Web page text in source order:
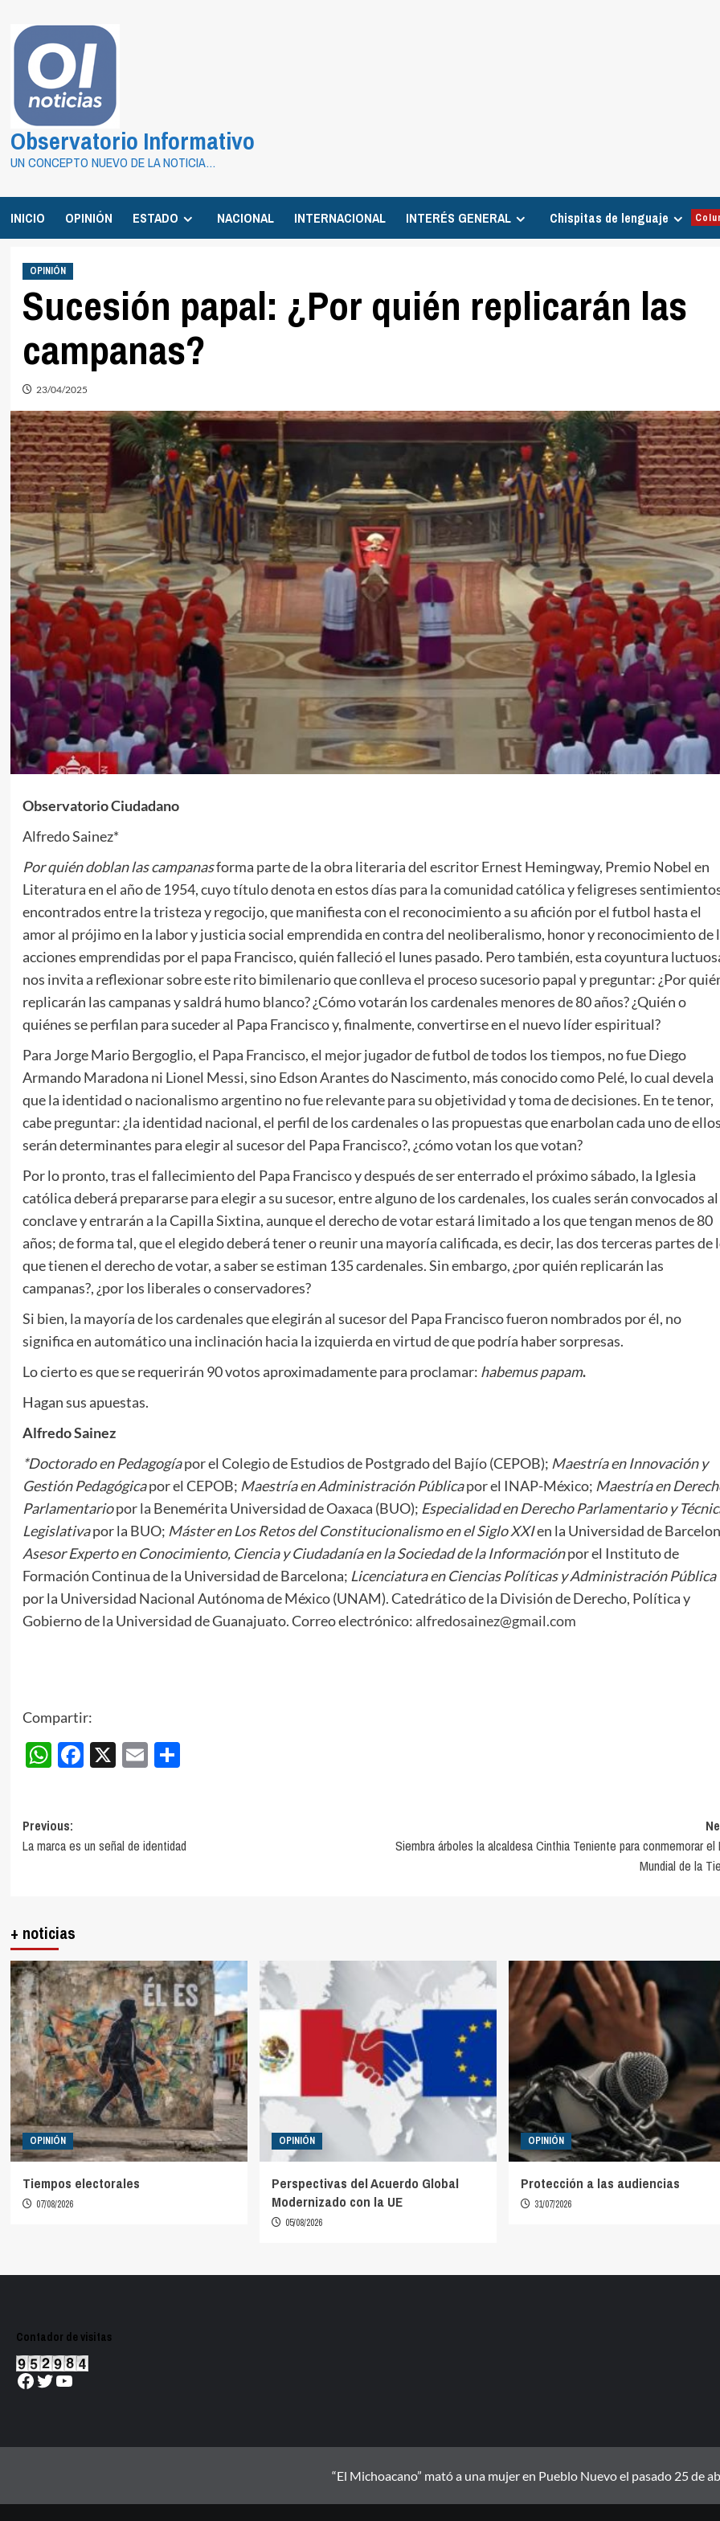
contenido
Observatorio Informativo
UN CONCEPTO NUEVO DE LA NOTICIA…
INICIO OPINIÓN ESTADO NACIONAL INTERNACIONAL INTERÉS GENERAL Chispitas de lenguaje
OPINIÓN
Sucesión papal: ¿Por quién replicarán las
campanas?
23/04/2025
Observatorio Ciudadano
Alfredo Sainez*
Por quién doblan las campanasforma parte de la obra literaria del escritor Ernest Hemingway, Premio Nobel en
Literatura en el año de 1954, cuyo título denota en estos días para la comunidad católica y feligreses
encontrados entre la tristeza y regocijo, que manifiesta con el reconocimiento a su afición por el futbol hasta el
amor al prójimo en la labor y justicia social emprendida en contra del neoliberalismo, honor y reconocimiento de
acciones emprendidas por el papa Francisco, quién falleció el lunes pasado. Pero también, esta coyuntura
nos invita a reflexionar sobre este rito bimilenario que conlleva el proceso sucesorio papal y preguntar: ¿Por
replicarán las campanas y saldrá humo blanco? ¿Cómo votarán los cardenales menores de 80 años? ¿Quién o
quiénes se perfilan para suceder al Papa Francisco y, finalmente, convertirse en el nuevo líder espiritual?
Para Jorge Mario Bergoglio, el Papa Francisco, el mejor jugador de futbol de todos los tiempos, no fue Diego
Armando Maradona ni Lionel Messi, sino Edson Arantes do Nascimento, más conocido como Pelé, lo cual devela
que la identidad o nacionalismo argentino no fue relevante para su objetividad y toma de decisiones. En te tenor,
cabe preguntar: ¿la identidad nacional, el perfil de los cardenales o las propuestas que enarbolan cada uno de ellos
serán determinantes para elegir al sucesor del Papa Francisco?, ¿cómo votan los que votan?
Por lo pronto, tras el fallecimiento del Papa Francisco y después de ser enterrado el próximo sábado, la Iglesia
católica deberá prepararse para elegir a su sucesor, entre alguno de los cardenales, los cuales serán convocados al
conclave y entrarán a la Capilla Sixtina, aunque el derecho de votar estará limitado a los que tengan menos de 80
años; de forma tal, que el elegido deberá tener o reunir una mayoría calificada, es decir, las dos terceras partes de
que tienen el derecho de votar, a saber se estiman 135 cardenales. Sin embargo, ¿por quién replicarán las
campanas?, ¿por los liberales o conservadores?
Si bien, la mayoría de los cardenales que elegirán al sucesor del Papa Francisco fueron nombrados por él, no
significa en automático una inclinación hacia la izquierda en virtud de que podría haber sorpresas.
Lo cierto es que se requerirán 90 votos aproximadamente para proclamar: habemus papam.
Hagan sus apuestas.
Alfredo Sainez
*Doctorado en Pedagogíapor el Colegio de Estudios de Postgrado del Bajío (CEPOB); Maestría en Innovación y
Gestión Pedagógicapor el CEPOB; Maestría en Administración Públicapor el INAP-México; Maestría en
Parlamentariopor la Benemérita Universidad de Oaxaca (BUO); Especialidad en Derecho Parlamentario y
Legislativapor la BUO; Máster en Los Retos del Constitucionalismo en el Siglo XXIen la Universidad de
Asesor Experto en Conocimiento, Ciencia y Ciudadanía en la Sociedad de la Informaciónpor el Instituto de
Formación Continua de la Universidad de Barcelona; Licenciatura en Ciencias Políticas y Administración Pública
por la Universidad Nacional Autónoma de México (UNAM). Catedrático de la División de Derecho, Política y
Gobierno de la Universidad de Guanajuato. Correo electrónico: alfredosainez@gmail.com
Compartir:
WhatsApp
Facebook
X EmailCompartir
Post
navigation
Previous:
La marca es un señal de identidad
Siembra árboles la alcaldesa Cinthia Teniente para conmemorar el
Mundial de la
+ noticias
OPINIÓN
Tiempos electorales
07/08/2026
OPINIÓN
Perspectivas del Acuerdo Global
Modernizado con la UE
05/08/2026
OPINIÓN
Protección a las audiencias
31/07/2026
Contador de visitas
Facebook
Twitter
YouTube
“El Michoacano” mató a una mujer en Pueblo Nuevo el pasado 25 de